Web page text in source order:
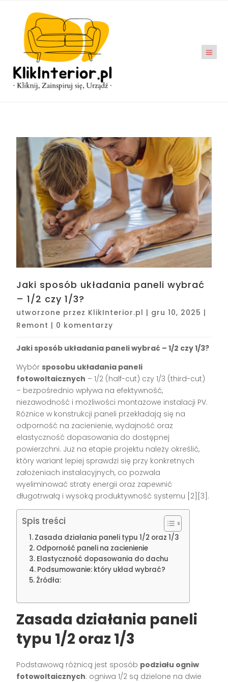
Jaki sposób układania paneli wybrać
– 1/2 czy 1/3?
utworzone przez KlikInterior.pl | gru 10, 2025 |
Remont | 0 komentarzy
Jaki sposób układania paneli wybrać – 1/2 czy 1/3?
Wybór sposobu układania paneli
fotowoltaicznych – 1/2 (half-cut) czy 1/3 (third-cut)
– bezpośrednio wpływa na efektywność,
niezawodność i możliwości montażowe instalacji PV.
Różnice w konstrukcji paneli przekładają się na
odporność na zacienienie, wydajność oraz
elastyczność dopasowania do dostępnej
powierzchni. Już na etapie projektu należy określić,
który wariant lepiej sprawdzi się przy konkretnych
założeniach instalacyjnych, co pozwala
wyeliminować straty energii oraz zapewnić
długotrwałą i wysoką produktywność systemu [2][3].
Spis treści
Zasada działania paneli typu 1/2 oraz 1/3
Odporność paneli na zacienienie
Elastyczność dopasowania do dachu
Podsumowanie: który układ wybrać?
Źródła:
Zasada działania paneli
typu 1/2 oraz 1/3
Podstawową różnicą jest sposób podziału ogniw
fotowoltaicznych: ogniwa 1/2 są dzielone na dwie